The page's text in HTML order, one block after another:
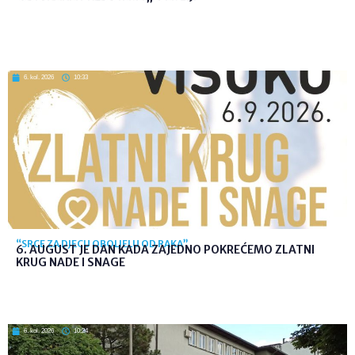
6. kol. 2026 10:33
“SRCE ZA DJECU OBOLJELU OD RAKA”
6. AUGUST JE DAN KADA ZAJEDNO POKREĆEMO ZLATNI
KRUG NADE I SNAGE
6. kol. 2026 10:24